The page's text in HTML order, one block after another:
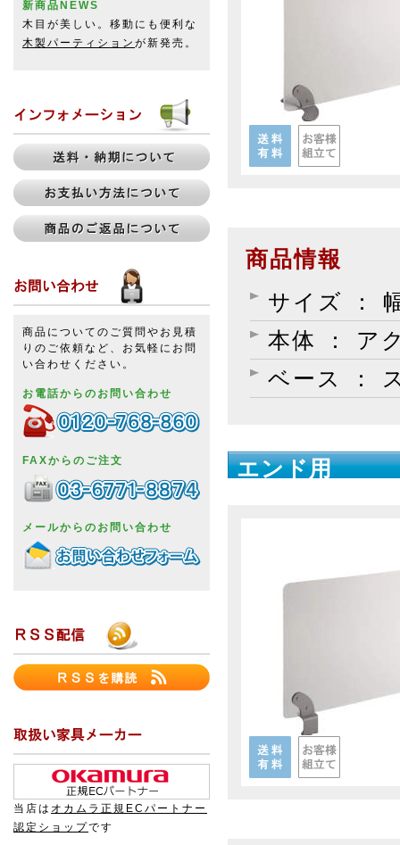
商品情報
サイズ ：
本体 ： ア
ベース ：
エンド用
新商品NEWS
木目が美しい。移動にも便利な
木製パーティション が新発売。
商品についてのご質問やお見積
りのご依頼など、お気軽にお問
い合わせください。
お電話からのお問い合わせ
FAXからのご注文
メールからのお問い合わせ
当店は オカムラ正規ECパートナー
認定ショップです